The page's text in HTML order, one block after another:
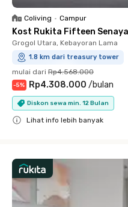
Coliving • Campur
Kost Rukita Fifteen
Grogol Utara, Kebayoran Lama
1.8 km dari treasury tower
mulai dari Rp4.568.000
-5% Rp4.308.000 /bulan
Diskon sewa min. 12 Bulan
Lihat info lebih banyak